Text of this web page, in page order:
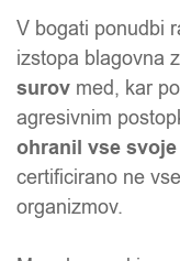
V bogati ponudbi
izstopa blagovna
surov med, kar
agresivnim
ohranil vse
certificirano ne
organizmov.